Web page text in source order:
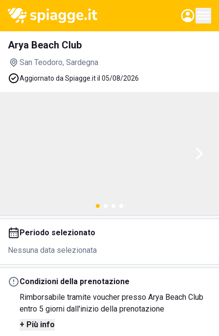
Arya Beach Club
San Teodoro, Sardegna
Aggiornato da Spiagge.it il 05/08/2026
Periodo selezionato
Nessuna data selezionata
Condizioni della prenotazione
Rimborsabile tramite voucher presso Arya Beach Club
entro 5 giorni dall'inizio della prenotazione
+ Più info